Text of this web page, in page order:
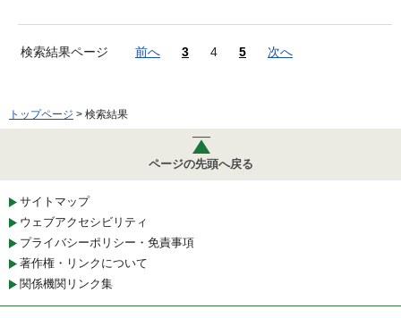
検索結果ページ 前へ 3 4 5 次へ
トップページ > 検索結果
ページの先頭へ戻る
サイトマップ
ウェブアクセシビリティ
プライバシーポリシー・免責事項
著作権・リンクについて
関係機関リンク集